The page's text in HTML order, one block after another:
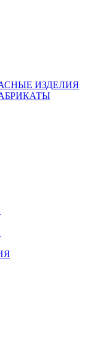
ИЗДЕЛИЯ